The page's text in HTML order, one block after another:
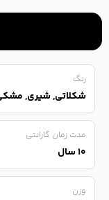
رنگ
شکلاتی, شیری,
مدت زمان گارانتی
۱۰ سال
وزن